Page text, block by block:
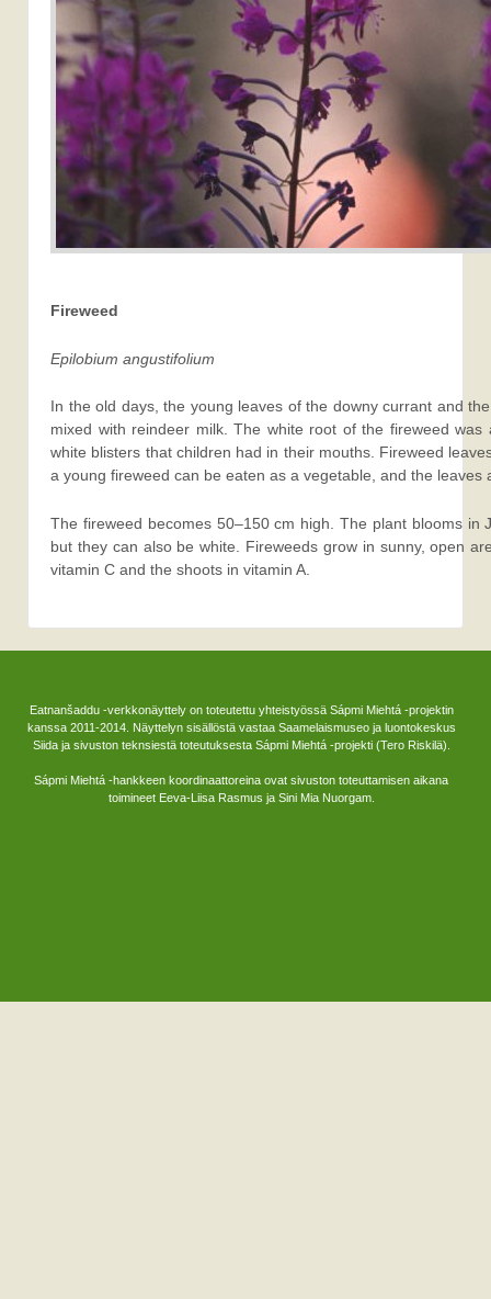
Fireweed
Epilobium angustifolium
In the old days, the young leaves of the downy currant and
mixed with reindeer milk. The white root of the fireweed
white blisters that children had in their mouths. Fireweed
a young fireweed can be eaten as a vegetable, and the leaves
The fireweed becomes 50–150 cm high. The plant blooms in
but they can also be white. Fireweeds grow in sunny, open
vitamin C and the shoots in vitamin A.
Eatnanšaddu -verkkonäyttely on toteutettu yhteistyössä Sápmi Miehtá -projektin
kanssa 2011-2014. Näyttelyn sisällöstä vastaa Saamelaismuseo ja luontokeskus
Siida ja sivuston teknsiestä toteutuksesta Sápmi Miehtá -projekti (Tero Riskilä).
Sápmi Miehtá -hankkeen koordinaattoreina ovat sivuston toteuttamisen aikana
toimineet Eeva-Liisa Rasmus ja Sini Mia Nuorgam.